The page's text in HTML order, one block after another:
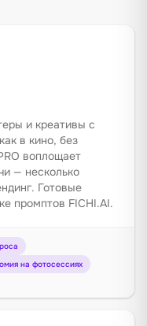
и креативы с
в кино, без
воплощает
— несколько
Готовые
промптов FICHI.AI.
на фотосессиях